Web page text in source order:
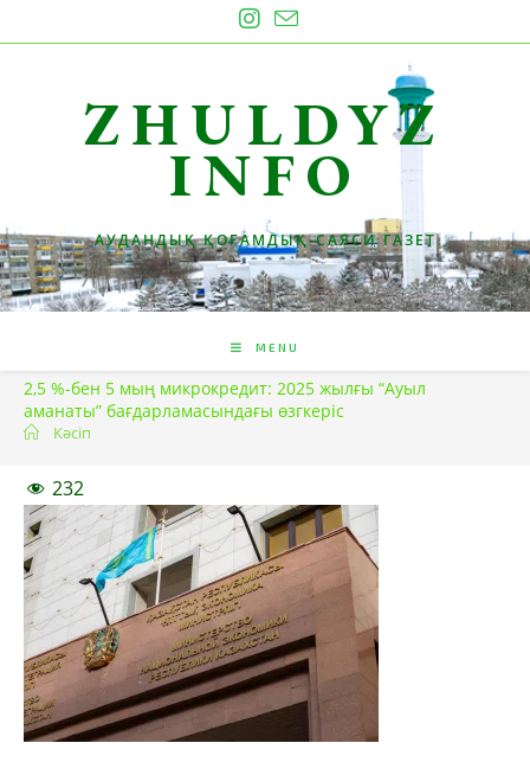
to
ZHULDYZ
INFO
АУДАНДЫҚ ҚОҒАМДЫҚ-САЯСИ ГАЗЕТ
MENU
2,5 %-бен 5 мың микрокредит: 2025 жылғы “Ауыл
аманаты” бағдарламасындағы өзгкеріс
Кәсіп
232